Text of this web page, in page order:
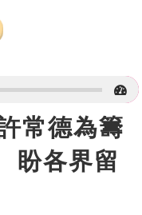
常德為籌
盼各界留